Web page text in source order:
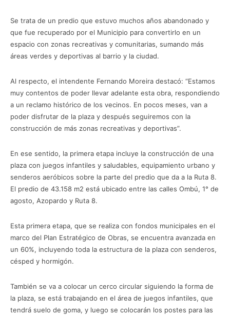
Se trata de un predio que estuvo muchos años abandonado y
que fue recuperado por el Municipio para convertirlo en un
espacio con zonas recreativas y comunitarias, sumando más
áreas verdes y deportivas al barrio y la ciudad.
Al respecto, el intendente Fernando Moreira destacó: “Estamos
muy contentos de poder llevar adelante esta obra, respondiendo
a un reclamo histórico de los vecinos. En pocos meses, van a
poder disfrutar de la plaza y después seguiremos con la
construcción de más zonas recreativas y deportivas”.
En ese sentido, la primera etapa incluye la construcción de una
plaza con juegos infantiles y saludables, equipamiento urbano y
senderos aeróbicos sobre la parte del predio que da a la Ruta 8.
El predio de 43.158 m2 está ubicado entre las calles Ombú, 1° de
agosto, Azopardo y Ruta 8.
Esta primera etapa, que se realiza con fondos municipales en el
marco del Plan Estratégico de Obras, se encuentra avanzada en
un 60%, incluyendo toda la estructura de la plaza con senderos,
césped y hormigón.
También se va a colocar un cerco circular siguiendo la forma de
la plaza, se está trabajando en el área de juegos infantiles, que
tendrá suelo de goma, y luego se colocarán los postes para las